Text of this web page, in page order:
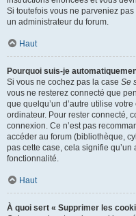
Si toutefois vous ne parveniez
un administrateur du forum.
Haut
Pourquoi suis-je
Si vous ne cochez pas la case Se
vous ne resterez connecté que
que quelqu’un d’autre utilise
ordinateur. Pour rester connecté,
connexion. Ce n’est pas
accéder au forum (bibliothèque,
pas cette case, cela signifie
fonctionnalité.
Haut
À quoi sert « Supprimer les